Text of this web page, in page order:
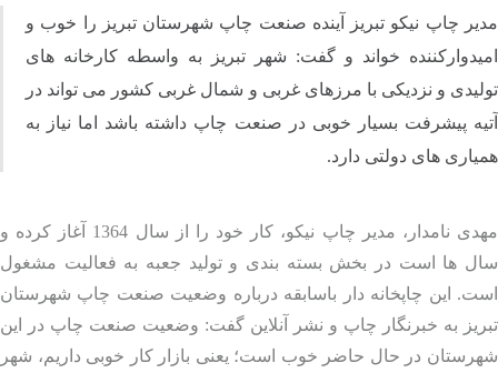
چاپ نیکو تبریز آینده صنعت چاپ شهرستان تبریز را خوب و
خواند و گفت: شهر تبریز به‌ واسطه‌ کارخانه‌ های
و نزدیکی با مرزهای غربی و شمال غربی کشور می‌ تواند در
پیشرفت بسیار خوبی در صنعت چاپ داشته باشد اما نیاز به
های دولتی دارد.
مهدی نامدار، مدیر چاپ نیکو، کار خود را از سال 1364 آغاز کرده و
ها است در بخش بسته‌ بندی و تولید جعبه به فعالیت مشغول
این چاپخانه‌ دار باسابقه درباره وضعیت صنعت چاپ شهرستان
به خبرنگار چاپ و نشر آنلاین گفت: وضعیت صنعت چاپ در این
در حال حاضر خوب است؛ یعنی بازار کار خوبی داریم، شهر